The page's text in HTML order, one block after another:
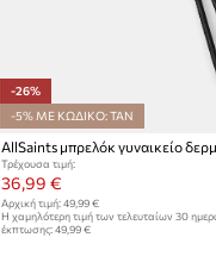
-26%
-5% ΜΕ ΚΩΔΙΚΟ: TAN
Τρέχουσα τιμή:
36,99 €
Αρχική τιμή: 49,99 €
Η χαμηλότερη τιμή των τελευταίων 30
έκπτωσης: 49,99 €